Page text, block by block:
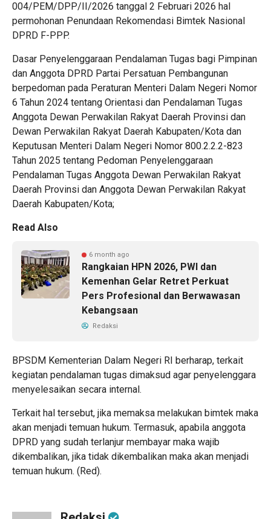
004/PEM/DPP/II/2026 tanggal 2 Februari 2026 hal
permohonan Penundaan Rekomendasi Bimtek Nasional
DPRD F-PPP.
Dasar Penyelenggaraan Pendalaman Tugas bagi Pimpinan
dan Anggota DPRD Partai Persatuan Pembangunan
berpedoman pada Peraturan Menteri Dalam Negeri Nomor
6 Tahun 2024 tentang Orientasi dan Pendalaman Tugas
Anggota Dewan Perwakilan Rakyat Daerah Provinsi dan
Dewan Perwakilan Rakyat Daerah Kabupaten/Kota dan
Keputusan Menteri Dalam Negeri Nomor 800.2.2.2-823
Tahun 2025 tentang Pedoman Penyelenggaraan
Pendalaman Tugas Anggota Dewan Perwakilan Rakyat
Daerah Provinsi dan Anggota Dewan Perwakilan Rakyat
Daerah Kabupaten/Kota;
Read Also
6 month ago
Rangkaian HPN 2026, PWI dan
Kemenhan Gelar Retret Perkuat
Pers Profesional dan Berwawasan
Kebangsaan
Redaksi
BPSDM Kementerian Dalam Negeri RI berharap, terkait
kegiatan pendalaman tugas dimaksud agar penyelenggara
menyelesaikan secara internal.
Terkait hal tersebut, jika memaksa melakukan bimtek maka
akan menjadi temuan hukum. Termasuk, apabila anggota
DPRD yang sudah terlanjur membayar maka wajib
dikembalikan, jika tidak dikembalikan maka akan menjadi
temuan hukum. (Red).